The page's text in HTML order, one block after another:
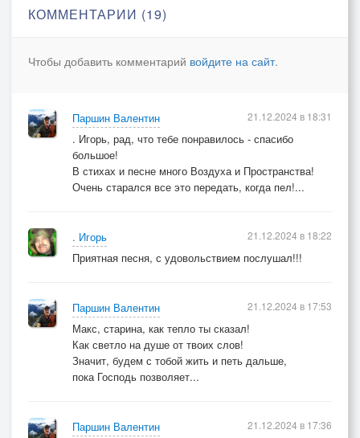
На прощанье осень выкрасила лес
Желтыми разводами разлук
С каждым днем морозней алая
Все хотелось бросить в пламя
сентября,
Но давай немного подождем
Подождем
КОММЕНТАРИИ (19)
Чтобы добавить комментарий войдите на сайт.
Паршин Валентин
. Игорь, рад, что тебе понравилось - спасибо
большое!
В стихах и песне много Воздуха и Пространства!
Очень старался все это передать, когда пел!...
21.12.2024 в 18:31
. Игорь
Приятная песня, с удовольствием послушал!!!
21.12.2024 в 18:22
Паршин Валентин
Макс, старина, как тепло ты сказал!
Как светло на душе от твоих слов!
Значит, будем с тобой жить и петь дальше,
пока Господь позволяет...
21.12.2024 в 17:53
Паршин Валентин
21.12.2024 в 17:36